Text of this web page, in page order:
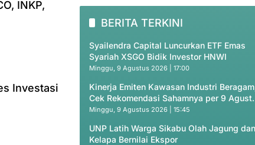
INKP,
Investasi
BERITA TERKINI
Syailendra Capital Luncurkan ETF Emas
Syariah XSGO Bidik Investor HNWI
Minggu, 9 Agustus 2026 | 17:00
Kinerja Emiten Kawasan Industri
Cek Rekomendasi Sahamnya per 9
2026
Minggu, 9 Agustus 2026 | 15:45
UNP Latih Warga Sikabu Olah Jagung dan
Kelapa Bernilai Ekspor